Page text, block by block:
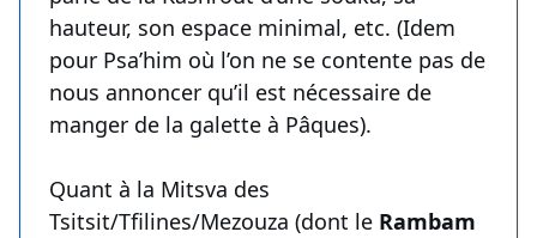
hauteur, son espace minimal, etc. (Idem
pour Psa’him où l’on ne se contente pas de
nous annoncer qu’il est nécessaire de
manger de la galette à Pâques).
Quant à la Mitsva des
Tsitsit/Tfilines/Mezouza (dont le Rambam